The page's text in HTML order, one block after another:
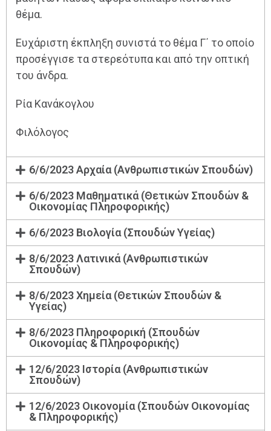
θέμα.
Ευχάριστη έκπληξη συνιστά το θέμα Γ΄ το οποίο
προσέγγισε τα στερεότυπα και από την οπτική
του άνδρα.
Ρία Κανάκογλου
Φιλόλογος
6/6/2023 Αρχαία (Ανθρωπιστικών Σπουδών)
6/6/2023 Μαθηματικά (Θετικών Σπουδών &
Οικονομίας Πληροφορικής)
6/6/2023 Βιολογία (Σπουδών Υγείας)
8/6/2023 Λατινικά (Ανθρωπιστικών
Σπουδών)
8/6/2023 Χημεία (Θετικών Σπουδών &
Υγείας)
8/6/2023 Πληροφορική (Σπουδών
Οικονομίας & Πληροφορικής)
12/6/2023 Ιστορία (Ανθρωπιστικών
Σπουδών)
12/6/2023 Οικονομία (Σπουδών Οικονομίας
& Πληροφορικής)